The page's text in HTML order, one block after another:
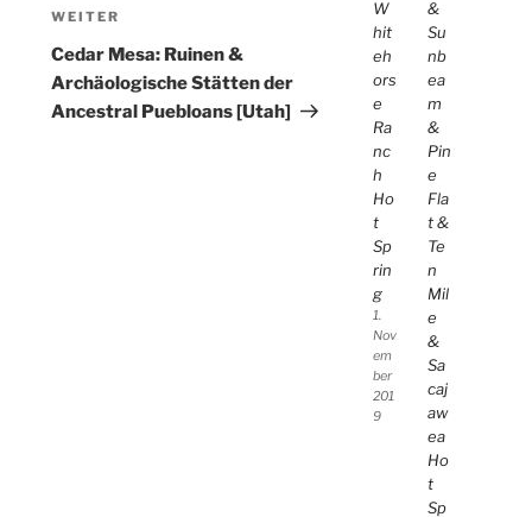
Nächster
Beitrag
WEITER
Cedar Mesa: Ruinen &
Archäologische Stätten der
Ancestral Puebloans [Utah]
W
hit
eh
ors
e
Ra
nc
h
Ho
t
Sp
rin
g
1.
Nov
em
ber
201
9
&
Su
nb
ea
m
&
Pin
e
Fla
t &
Te
n
Mil
e
&
Sa
caj
aw
ea
Ho
t
Sp